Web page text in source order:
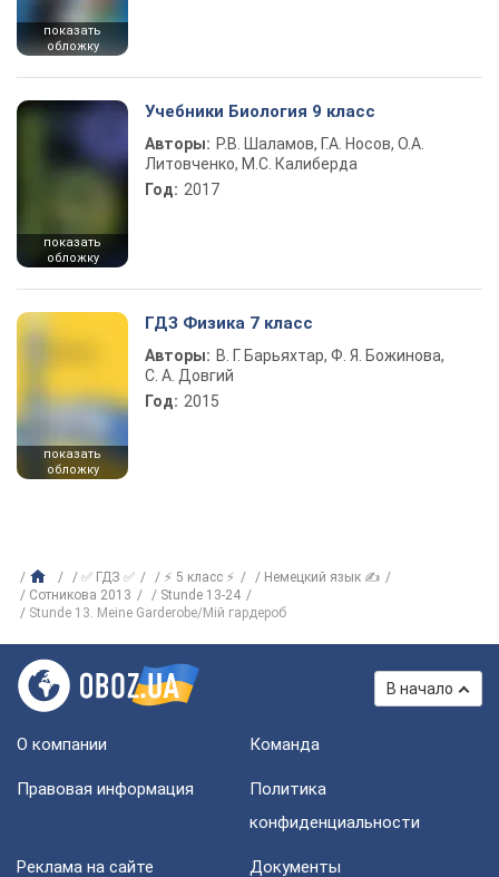
показать
обложку
показать
обложку
Учебники Биология 9 класс
Авторы: Р.В. Шаламов, Г.А. Носов, О.А.
Литовченко, М.С. Калиберда
Год: 2017
показать
обложку
ГДЗ Физика 7 класс
Авторы: В. Г. Барьяхтар, Ф. Я. Божинова,
С. А. Довгий
Год: 2015
✅ ГДЗ ✅ ⚡ 5 класс ⚡
Немецкий язык ✍
Сотникова 2013
Stunde 13-24
Stunde 13. Meine Garderobe/Мій гардероб
В начало
О компании Команда
Правовая информация
Политика
конфиденциальности
Реклама на сайте Документы